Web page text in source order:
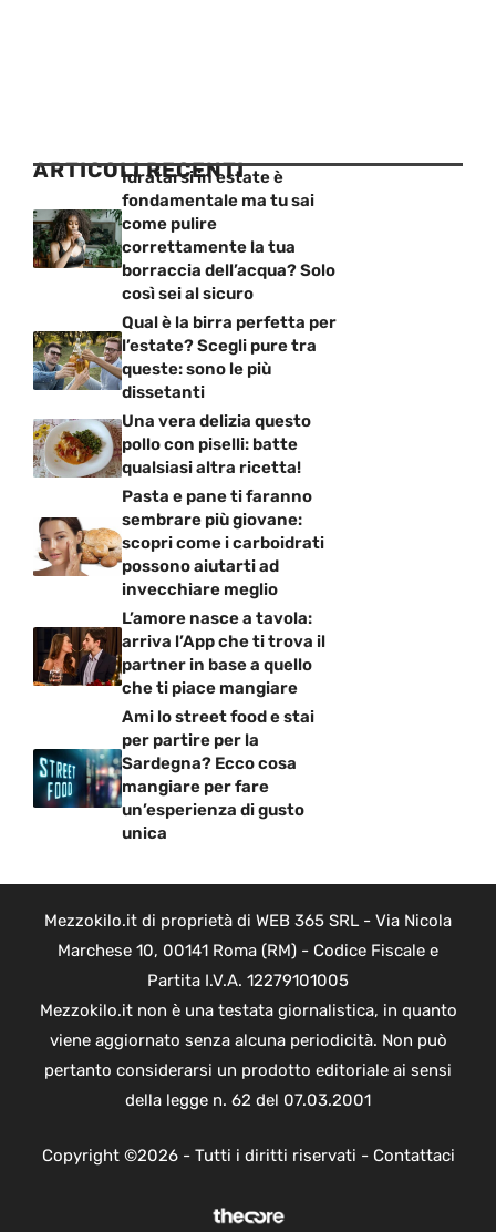
ARTICOLI RECENTI
Idratarsi in estate è
fondamentale ma tu sai
come pulire
correttamente la tua
borraccia dell’acqua? Solo
così sei al sicuro
Qual è la birra perfetta per
l’estate? Scegli pure tra
queste: sono le più
dissetanti
Una vera delizia questo
pollo con piselli: batte
qualsiasi altra ricetta!
Pasta e pane ti faranno
sembrare più giovane:
scopri come i carboidrati
possono aiutarti ad
invecchiare meglio
L’amore nasce a tavola:
arriva l’App che ti trova il
partner in base a quello
che ti piace mangiare
Ami lo street food e stai
per partire per la
Sardegna? Ecco cosa
mangiare per fare
un’esperienza di gusto
unica
Mezzokilo.it di proprietà di WEB 365 SRL - Via Nicola
Marchese 10, 00141 Roma (RM) - Codice Fiscale e
Partita I.V.A. 12279101005
Mezzokilo.it non è una testata giornalistica, in quanto
viene aggiornato senza alcuna periodicità. Non può
pertanto considerarsi un prodotto editoriale ai sensi
della legge n. 62 del 07.03.2001
Copyright ©2026 - Tutti i diritti riservati - Contattaci